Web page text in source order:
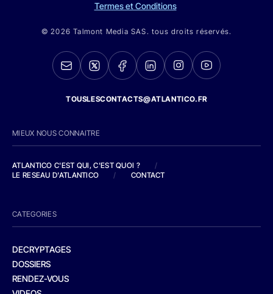
Termes et Conditions
© 2026 Talmont Media SAS. tous droits réservés.
TOUSLESCONTACTS@ATLANTICO.FR
MIEUX NOUS CONNAITRE
ATLANTICO C'EST QUI, C'EST QUOI ?
/
LE RESEAU D'ATLANTICO
/ CONTACT
CATEGORIES
DECRYPTAGES
DOSSIERS
RENDEZ-VOUS